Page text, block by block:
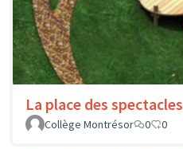
La place des spectacles
Collège Montrésor
0 0